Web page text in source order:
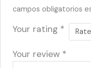
campos obligatorios
Your rating *
Your review *